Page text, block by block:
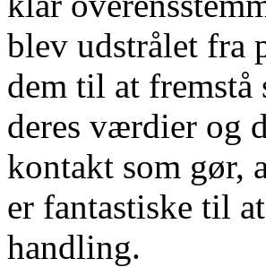
blev udstrålet fra
dem til at fremstå
deres værdier og
kontakt som gør,
er fantastiske til
handling.